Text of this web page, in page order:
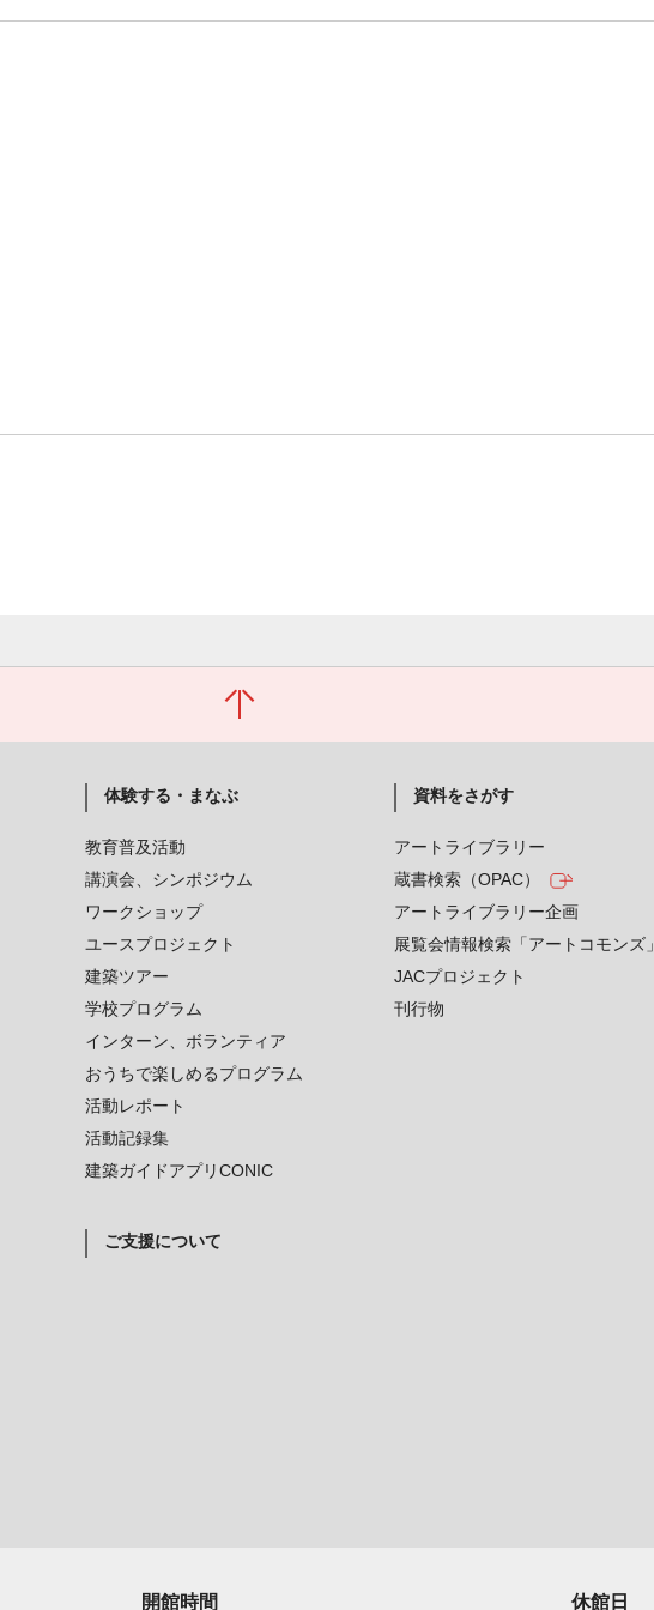
体験する・まなぶ
教育普及活動
講演会、シンポジウム
ワークショップ
ユースプロジェクト
建築ツアー
学校プログラム
インターン、ボランティア
おうちで楽しめるプログラム
活動レポート
活動記録集
建築ガイドアプリCONIC
資料をさがす
アートライブラリー
蔵書検索（OPAC）
アートライブラリー企画
展覧会情報検索「アートコモンズ」
JACプロジェクト
刊行物
ご支援について
開館時間 休館日